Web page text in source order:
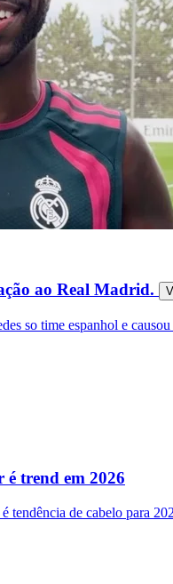
ao Real Madrid.
so time espanhol e
trend em 2026
tendência de cabelo para